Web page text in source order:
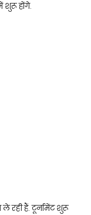
होंगे.
रही हैं. टूर्नामेंट शुरू